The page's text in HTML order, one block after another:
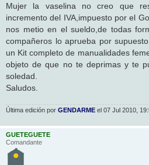
Mujer la vaselina no creo que
incremento del IVA,impuesto por el
nos metio en el sueldo,de todas
compañeros lo aprueba por
un Kit completo de manualidades
objeto de que no te deprimas y te
soledad.
Saludos.
Última edición por GENDARME el 07 Jul 2010,
GUETEGUETE
Comandante